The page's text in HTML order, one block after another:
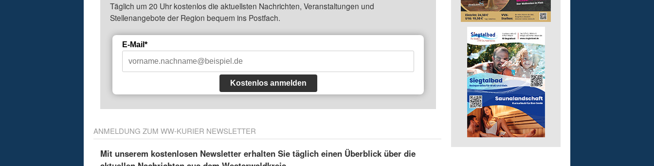
Täglich um 20 Uhr kostenlos die aktuellsten Nachrichten, Veranstaltungen und
Stellenangebote der Region bequem ins Postfach.
E-Mail*
Kostenlos anmelden
ANMELDUNG ZUM WW-KURIER NEWSLETTER
Mit unserem kostenlosen Newsletter erhalten Sie täglich einen Überblick über die